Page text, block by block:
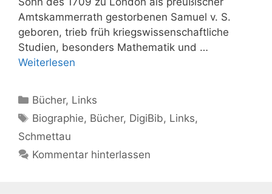
Amtskammerrath gestorbenen Samuel v. S.
geboren, trieb früh kriegswissenschaftliche
Studien, besonders Mathematik und …
Weiterlesen
Kategorien
Bücher, Links
Schlagwörter
Biographie, Bücher, DigiBib, Links,
Schmettau
Kommentar hinterlassen